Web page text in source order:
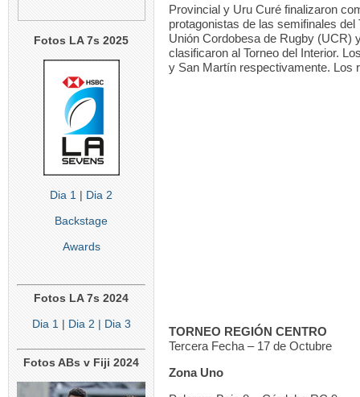
Fotos LA 7s 2025
Dia 1 | Dia 2
Backstage
Awards
Fotos LA 7s 2024
Dia 1 | Dia 2 | Dia 3
Fotos ABs v Fiji 2024
Provincial y Uru Curé finalizaron
protagonistas de las semifinales
Unión Cordobesa de Rugby (UCR)
clasificaron al Torneo del Interior.
y San Martín respectivamente. Los
TORNEO REGIÓN CENTRO
Tercera Fecha – 17 de Octubre
Zona Uno